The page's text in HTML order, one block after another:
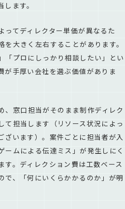
ます。
ってディレクター単価が異なるた
大きく左右することがあります。
「プロにしっかり相談したい」とい
が手厚い会社を選ぶ価値がありま
窓口担当がそのまま制作ディレク
て担当します（リソース状況によっ
ざいます）。案件ごとに担当者が入
ームによる伝達ミス」が発生しにく
す。ディレクション費は工数ベース
で、「何にいくらかかるのか」が明